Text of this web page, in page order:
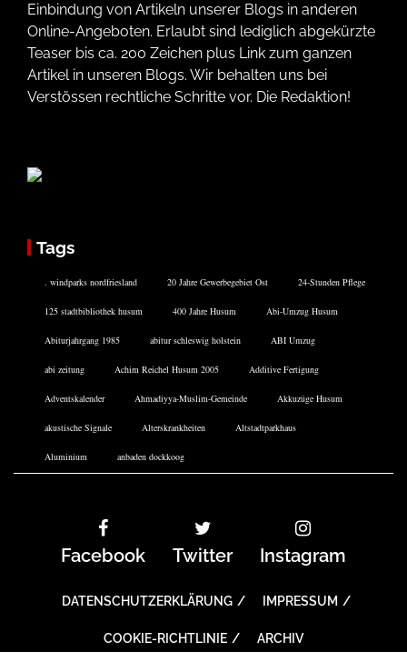
Einbindung von Artikeln unserer Blogs in anderen
Online-Angeboten. Erlaubt sind lediglich abgekürzte
Teaser bis ca. 200 Zeichen plus Link zum ganzen
Artikel in unseren Blogs. Wir behalten uns bei
Verstössen rechtliche Schritte vor. Die Redaktion!
Tags
. windparks nordfriesland 20 Jahre Gewerbegebiet Ost 24-Stunden Pflege
125 stadtbibliothek husum 400 Jahre Husum Abi-Umzug Husum
Abiturjahrgang 1985 abitur schleswig holstein ABI Umzug
abi zeitung Achim Reichel Husum 2005 Additive Fertigung
Adventskalender Ahmadiyya-Muslim-Gemeinde Akkuzüge Husum
akustische Signale Alterskrankheiten Altstadtparkhaus
Aluminium anbaden dockkoog
Facebook Twitter Instagram
DATENSCHUTZERKLÄRUNG IMPRESSUM
COOKIE-RICHTLINIE ARCHIV